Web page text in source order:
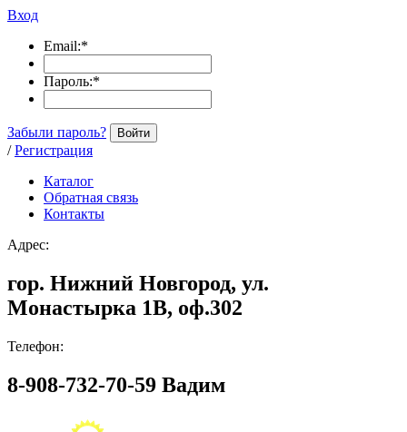
Вход
Email:*
Пароль:*
Забыли пароль? Войти
/ Регистрация
Каталог
Обратная связь
Контакты
Адрес:
гор. Нижний Новгород, ул.
Монастырка 1В, оф.302
Телефон:
8-908-732-70-59 Вадим